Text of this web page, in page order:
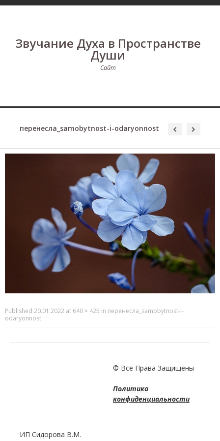
Звучание Духа в Пространстве
Души
Сайт
перенесла_samobytnost-i-odaryonnost
Published 20.01.2022 at 640 × 425 in перенесла_samobytnost-i-
odaryonnost
© Все Права Защищены
Политика
конфиденциальности
ИП Сидорова В.М.